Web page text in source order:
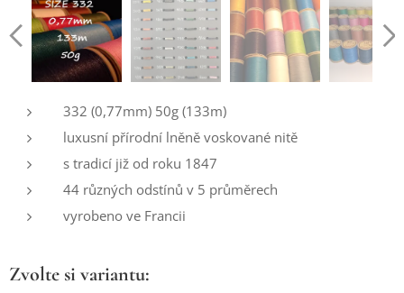
332 (0,77mm) 50g (133m)
luxusní přírodní lněně voskované nitě
s tradicí již od roku 1847
44 různých odstínů v 5 průměrech
vyrobeno ve Francii
Zvolte si variantu: